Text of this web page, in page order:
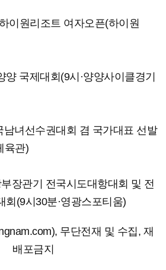
이원리조트 여자오픈(하이원
양 국제대회(9시·양양사이클경기
남녀선수권대회 겸 국가대표 선발
육관)
장관기 전국시도대항대회 및 전
회(9시30분·영광스포티움)
무단전재 및 수집, 재
배포금지